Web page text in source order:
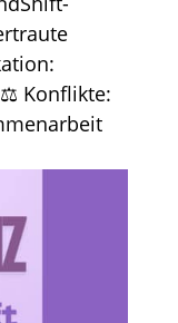
Konflikte: